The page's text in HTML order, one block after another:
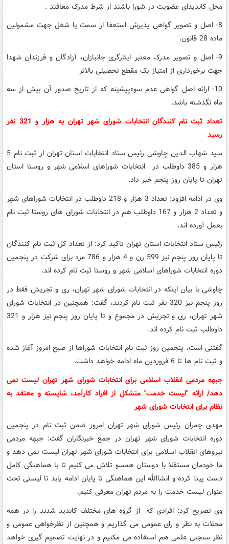
محل کاندیدای عضویت در شورا باشند از شرط مدرک معافند .
8- اصل و تصویر گواهی پذیرش استعفا از سمت یا شغل جهت مشمولین
ماده 28 قانون.
9- اصل و تصویر مدرک معتبر ایثارگری جانبازان، آزادگان و فرزندان شهدا
جهت برخورداری از امتیاز یک مقطع تحصیلی بالاتر
10- ارائه اصل گواهی عدم سوءپیشینه که از تاریخ صدور آن بیش از سه
ماه نگذشته باشد.
تعداد ثبت نام کنندگان انتخابات شورای شهر تهران به هزار و 321 نفر
رسید
سید شهاب الدین چاوشی رئیس ستاد انتخابات استان تهران از ثبت نام 5
هزار و 385 داوطلب در انتخابات شوراهای اسلامی شهر و روستا استان
تهران تا پایان روز پنجم خبر داد.
وی در ادامه افزود: تعداد 3 هزار و 218 داوطلب در انتخابات شوراهای شهر
و تعداد 2 هزار و 167 داوطلب هم در انتخابات شورای های روستا ثبت نام
بعمل آورده اند.
رئیس ستاد انتخابات استان تهران تاکید کرد: از تعداد کل ثبت نام کنندگان
تا پایان روز پنجم نیز 599 زن و 4 هزار و 786 مرد برای شرکت در پنجمین
دوره انتخابات شوراهای اسلامی شهر و روستا ثبت نام کرده اند.
چاوشی با بیان اینکه در انتخابات شورای شهر تهران، ری و تجریش فقط در
روز پنجم نیز 320 نفر ثبت نام کردند، گفت: همچنین در انتخابات شورای
شهر تهران، ری و تجریش در مجموع و تا پایان روز پنجم نیز هزار و 321
داوطلب ثبت نام کرده اند.
گفتنی است، پنجمین روز ثبت نام انتخابات شوراها از صبح امروز آغاز شده
و ثبت نام ها تا 6 فروردین ماه ادامه خواهد داشت.
جبهه مردمی انقلاب اسلامی برای انتخابات شورای شهر تهران لیست نمی
دهد/ ارائه "لیست خدمت" متشکل از افراد کارآمد، شایسته و معتقد به
نظام برای انتخابات شورای شهر
مهدی چمران رئیس شورای شهر تهران امروز ضمن ثبت نام در پنجمین
دوره انتخابات شورای شهر تهران در جمع خبرنگاران گفت: جبهه مردمی
نیروهای انقلاب اسلامی برای انتخابات شورای شهر تهران لیست نمی دهد و
ما خودمان مستقلا با دوستان همسو تلاش می کنیم تا با هماهنگی کامل
دست پیدا کرده و انشاالله این هماهنگی تا پایان ادامه یابد تا لیستی تحت
عنوان لیست خدمت را به مردم تهران معرفی کنیم.
وی تصریح کرد: افرادی که از گروه های مختلف کاندید شدند را در همه
محلات به نظر و رای عمومی می گذاریم و همچنین از نظرخواهی عمومی و
نظر سنجنی علمی هم استفاده می مکنیم و در نهایت تصمیم گیری خواهد